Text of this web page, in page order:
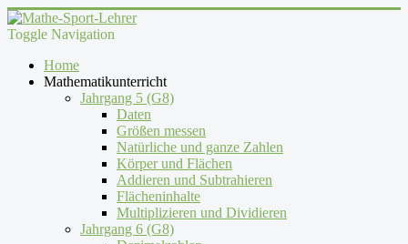
Toggle Navigation
Home
Mathematikunterricht
Jahrgang 5 (G8)
Daten
Größen messen
Natürliche und ganze Zahlen
Körper und Flächen
Addieren und Subtrahieren
Flächeninhalte
Multiplizieren und Dividieren
Jahrgang 6 (G8)